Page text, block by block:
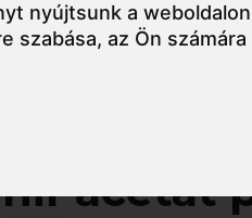
nyújtsunk a weboldalon
szabása,az Ön
acetát